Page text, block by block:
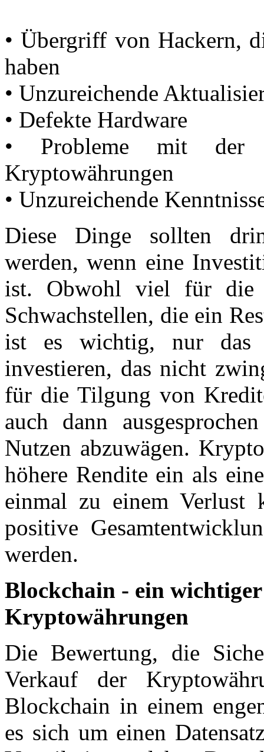
• Übergriff von Hackern,
haben
• Unzureichende
• Defekte Hardware
• Probleme mit der
Kryptowährungen
• Unzureichende
Diese Dinge sollten
werden, wenn eine
ist. Obwohl viel für die
Schwachstellen, die ein
ist es wichtig, nur das
investieren, das nicht
für die Tilgung von
auch dann
Nutzen abzuwägen.
höhere Rendite ein als
einmal zu einem Verlust
positive
werden.
Blockchain - ein
Kryptowährungen
Die Bewertung, die
Verkauf der
Blockchain in einem
es sich um einen